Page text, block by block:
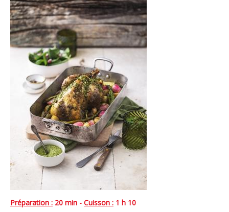
Préparation : 20 min - Cuisson : 1 h 10